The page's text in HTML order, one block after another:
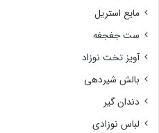
مایع استریل
ست جغجغه
آویز تخت نوزاد
بالش شیردهی
دندان گیر
لباس نوزادی